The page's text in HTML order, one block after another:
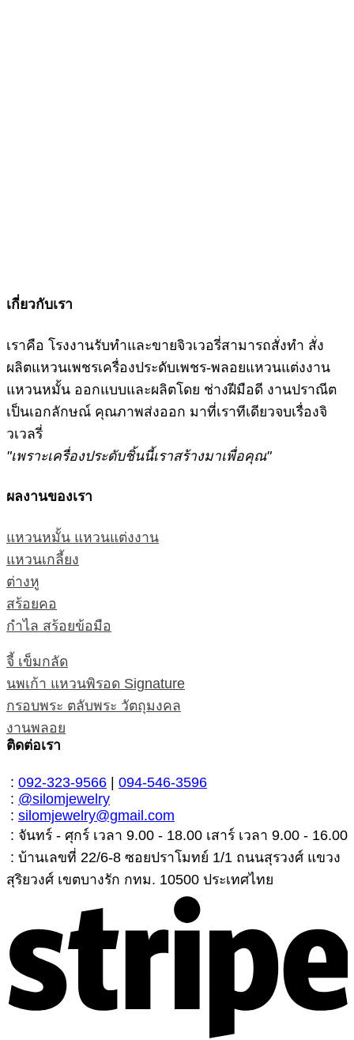
เกี่ยวกับเรา
เราคือ โรงงานรับทำและขายจิวเวอรี่สามารถสั่งทำ สั่ง
ผลิตแหวนเพชรเครื่องประดับเพชร-พลอยแหวนแต่งงาน
แหวนหมั้น ออกแบบและผลิตโดย ช่างฝีมือดี งานปราณีต
เป็นเอกลักษณ์ คุณภาพส่งออก มาที่เราทีเดียวจบเรื่องจิ
วเวลรี่
"เพราะเครื่องประดับชิ้นนี้เราสร้างมาเพื่อคุณ"
ผลงานของเรา
แหวนหมั้น แหวนแต่งงาน
แหวนเกลี้ยง
ต่างหู
สร้อยคอ
กำไล สร้อยข้อมือ
จี้ เข็มกลัด
นพเก้า แหวนพิรอด Signature
กรอบพระ ตลับพระ วัตถุมงคล
งานพลอย
ติดต่อเรา
: 092-323-9566 | 094-546-3596
: @silomjewelry
: silomjewelry@gmail.com
: จันทร์ - ศุกร์ เวลา 9.00 - 18.00 เสาร์ เวลา 9.00 - 16.00
: บ้านเลขที่ 22/6-8 ซอยปราโมทย์ 1/1 ถนนสุรวงศ์ แขวง
สุริยวงศ์ เขตบางรัก กทม. 10500 ประเทศไทย